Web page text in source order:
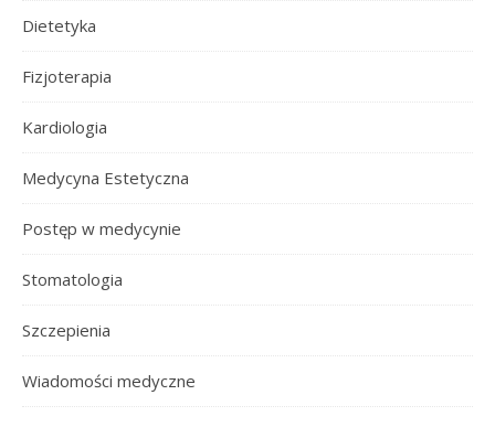
Dietetyka
Fizjoterapia
Kardiologia
Medycyna Estetyczna
Postęp w medycynie
Stomatologia
Szczepienia
Wiadomości medyczne